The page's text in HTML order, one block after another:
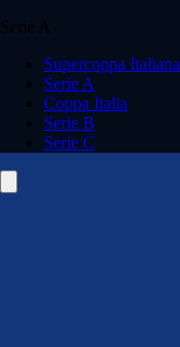
Serie A
Supercoppa Italiana
Serie A
Coppa Italia
Serie B
Serie C